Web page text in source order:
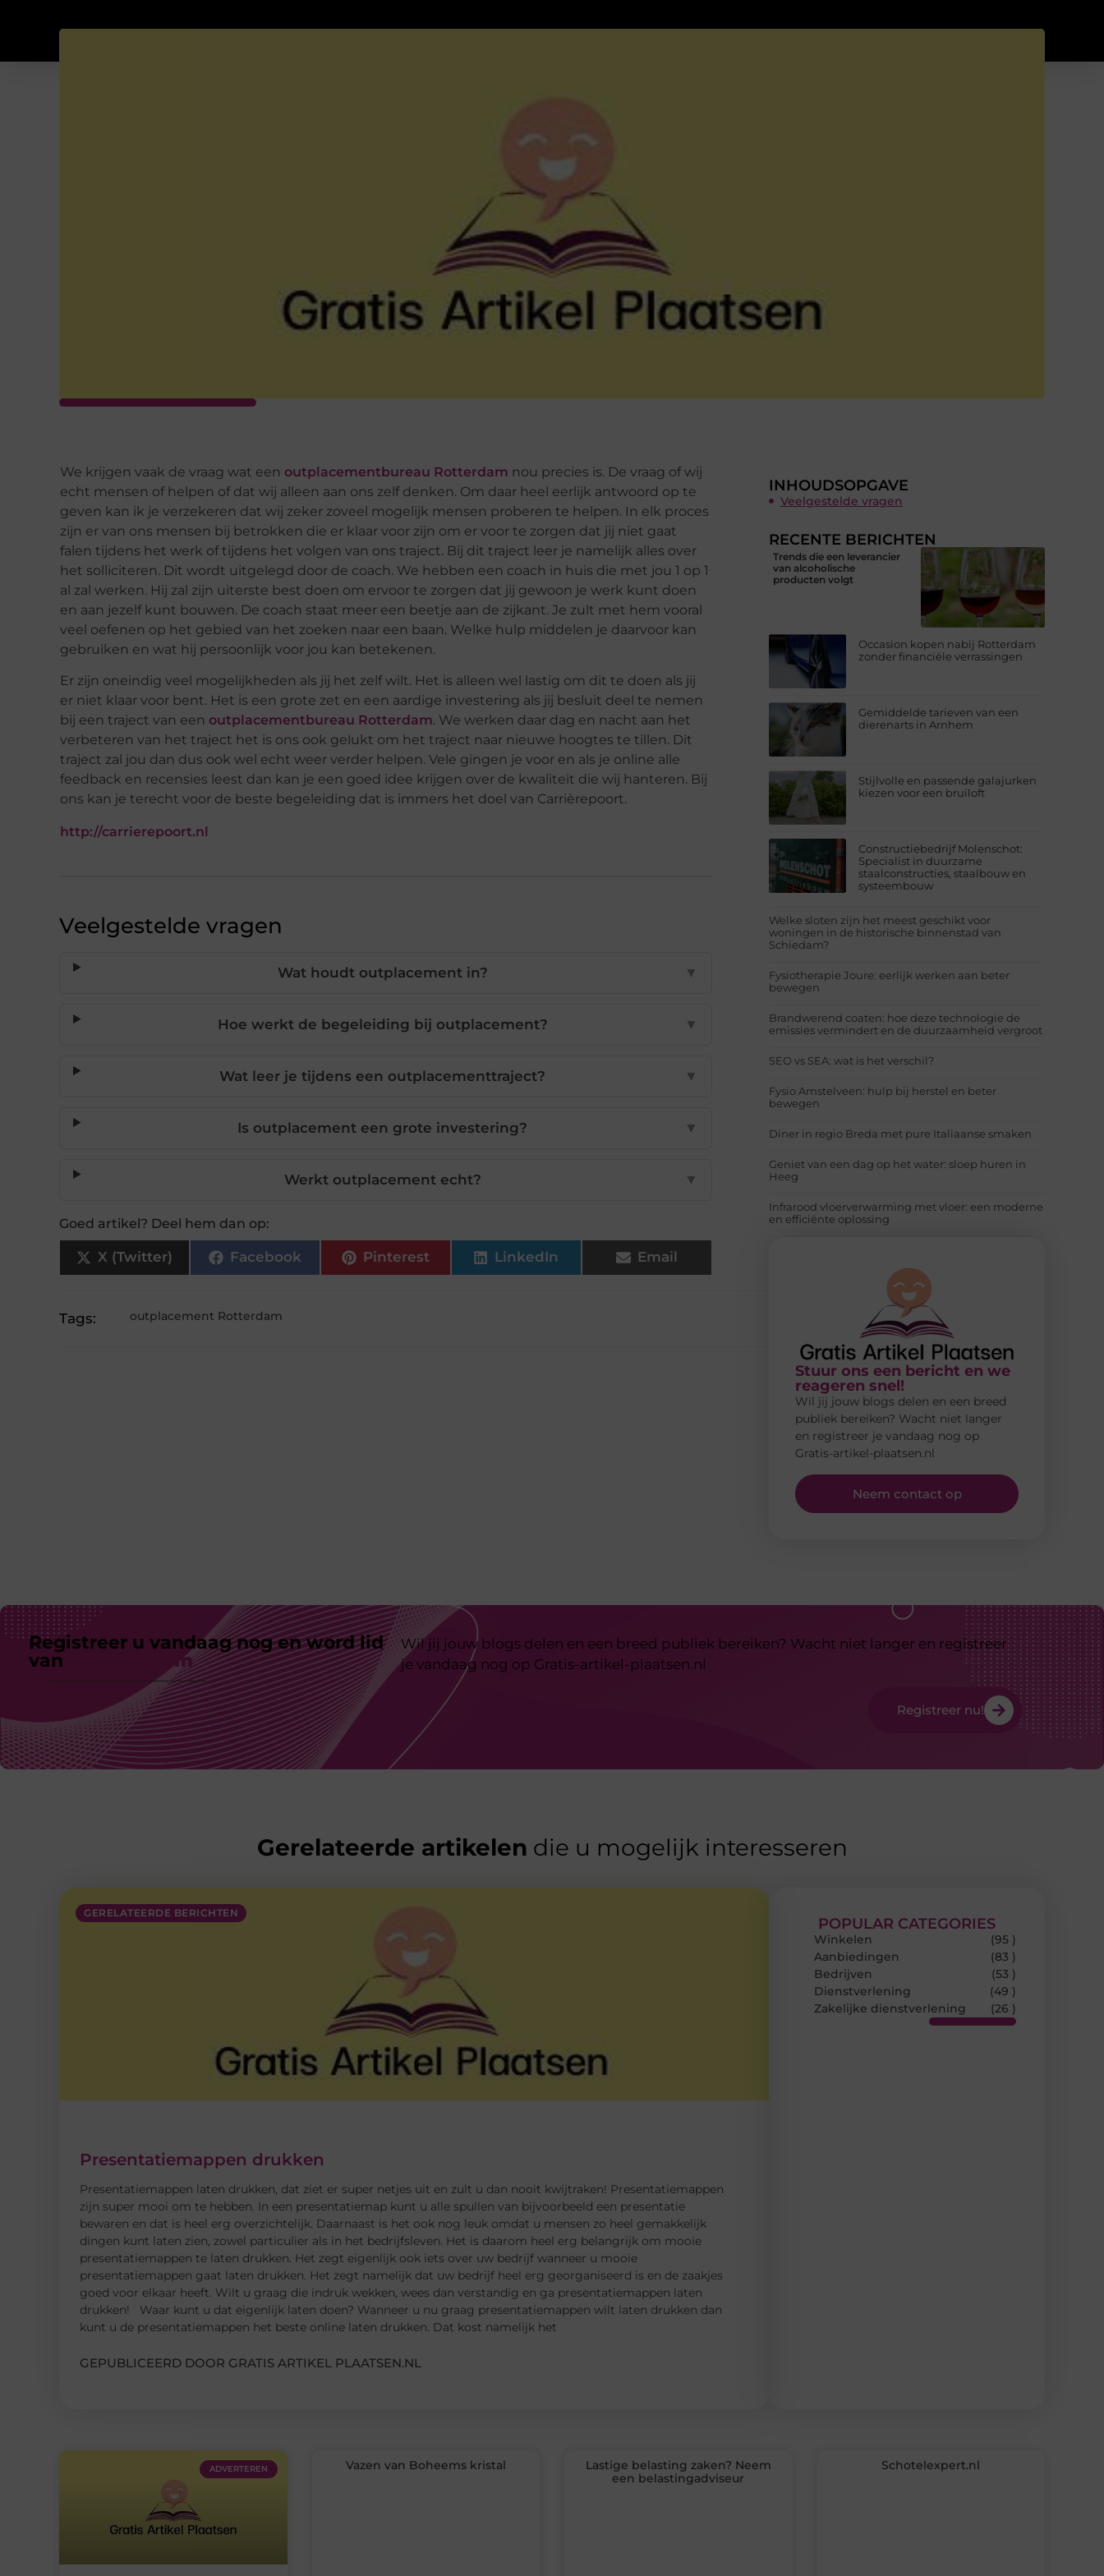
We krijgen vaak de vraag wat een outplacementbureau Rotterdam nou precies is. De vraag of wij
echt mensen of helpen of dat wij alleen aan ons zelf denken. Om daar heel eerlijk antwoord op te
geven kan ik je verzekeren dat wij zeker zoveel mogelijk mensen proberen te helpen. In elk proces
zijn er van ons mensen bij betrokken die er klaar voor zijn om er voor te zorgen dat jij niet gaat
falen tijdens het werk of tijdens het volgen van ons traject. Bij dit traject leer je namelijk alles over
het solliciteren. Dit wordt uitgelegd door de coach. We hebben een coach in huis die met jou 1 op 1
al zal werken. Hij zal zijn uiterste best doen om ervoor te zorgen dat jij gewoon je werk kunt doen
en aan jezelf kunt bouwen. De coach staat meer een beetje aan de zijkant. Je zult met hem vooral
veel oefenen op het gebied van het zoeken naar een baan. Welke hulp middelen je daarvoor kan
gebruiken en wat hij persoonlijk voor jou kan betekenen.
Er zijn oneindig veel mogelijkheden als jij het zelf wilt. Het is alleen wel lastig om dit te doen als jij
er niet klaar voor bent. Het is een grote zet en een aardige investering als jij besluit deel te nemen
bij een traject van een outplacementbureau Rotterdam. We werken daar dag en nacht aan het
verbeteren van het traject het is ons ook gelukt om het traject naar nieuwe hoogtes te tillen. Dit
traject zal jou dan dus ook wel echt weer verder helpen. Vele gingen je voor en als je online alle
feedback en recensies leest dan kan je een goed idee krijgen over de kwaliteit die wij hanteren. Bij
ons kan je terecht voor de beste begeleiding dat is immers het doel van Carrièrepoort.
http://carrierepoort.nl
Veelgestelde vragen
Wat houdt outplacement in? ▼
Hoe werkt de begeleiding bij outplacement? ▼
Wat leer je tijdens een outplacementtraject? ▼
Is outplacement een grote investering? ▼
Werkt outplacement echt? ▼
Goed artikel? Deel hem dan op:
X (Twitter) Facebook Pinterest LinkedIn Email
Tags: outplacement Rotterdam
INHOUDSOPGAVE
Veelgestelde vragen
RECENTE BERICHTEN
Trends die een leverancier
van alcoholische
producten volgt
Occasion kopen nabij Rotterdam
zonder financiële verrassingen
Gemiddelde tarieven van een
dierenarts in Arnhem
Stijlvolle en passende galajurken
kiezen voor een bruiloft
Constructiebedrijf Molenschot:
Specialist in duurzame
staalconstructies, staalbouw en
systeembouw
Welke sloten zijn het meest geschikt voor
woningen in de historische binnenstad van
Schiedam?
Fysiotherapie Joure: eerlijk werken aan beter
bewegen
Brandwerend coaten: hoe deze technologie de
emissies vermindert en de duurzaamheid vergroot
SEO vs SEA: wat is het verschil?
Fysio Amstelveen: hulp bij herstel en beter
bewegen
Diner in regio Breda met pure Italiaanse smaken
Geniet van een dag op het water: sloep huren in
Heeg
Infrarood vloerverwarming met vloer: een moderne
en efficiënte oplossing
Stuur ons een bericht en we
reageren snel!
Wil jij jouw blogs delen en een breed
publiek bereiken? Wacht niet langer
en registreer je vandaag nog op
Gratis-artikel-plaatsen.nl
Neem contact op
Registreer u vandaag nog en word lid
van
ons platform
Wil jij jouw blogs delen en een breed publiek bereiken? Wacht niet langer en registreer
je vandaag nog op Gratis-artikel-plaatsen.nl
Registreer nu!
Gerelateerde artikelen die u mogelijk interesseren
GERELATEERDE BERICHTEN
Presentatiemappen drukken
Presentatiemappen laten drukken, dat ziet er super netjes uit en zult u dan nooit kwijtraken! Presentatiemappen
zijn super mooi om te hebben. In een presentatiemap kunt u alle spullen van bijvoorbeeld een presentatie
bewaren en dat is heel erg overzichtelijk. Daarnaast is het ook nog leuk omdat u mensen zo heel gemakkelijk
dingen kunt laten zien, zowel particulier als in het bedrijfsleven. Het is daarom heel erg belangrijk om mooie
presentatiemappen te laten drukken. Het zegt eigenlijk ook iets over uw bedrijf wanneer u mooie
presentatiemappen gaat laten drukken. Het zegt namelijk dat uw bedrijf heel erg georganiseerd is en de zaakjes
goed voor elkaar heeft. Wilt u graag die indruk wekken, wees dan verstandig en ga presentatiemappen laten
drukken! Waar kunt u dat eigenlijk laten doen? Wanneer u nu graag presentatiemappen wilt laten drukken dan
kunt u de presentatiemappen het beste online laten drukken. Dat kost namelijk het
GEPUBLICEERD DOOR GRATIS ARTIKEL PLAATSEN.NL
POPULAR CATEGORIES
Winkelen
(95 )
Aanbiedingen
(83 )
Bedrijven
(53 )
Dienstverlening
(49 )
Zakelijke dienstverlening
(26 )
ADVERTEREN Vazen van Boheems kristal
Lastige belasting zaken? Neem
een belastingadviseur
Schotelexpert.nl